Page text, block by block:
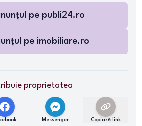
pe publi24.ro
pe imobiliare.ro
proprietatea
Messenger Copiază link